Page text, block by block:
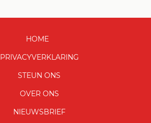
HOME
PRIVACYVERKLARING
STEUN ONS
OVER ONS
NIEUWSBRIEF